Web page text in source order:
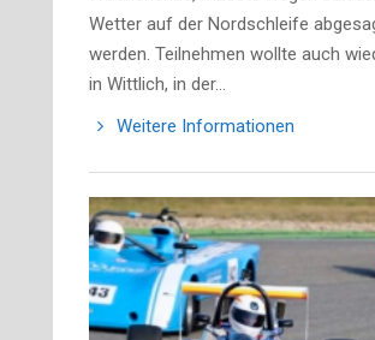
Wetter auf der Nordschleife
werden. Teilnehmen wollte auch
in Wittlich, in der…
Weitere Informationen